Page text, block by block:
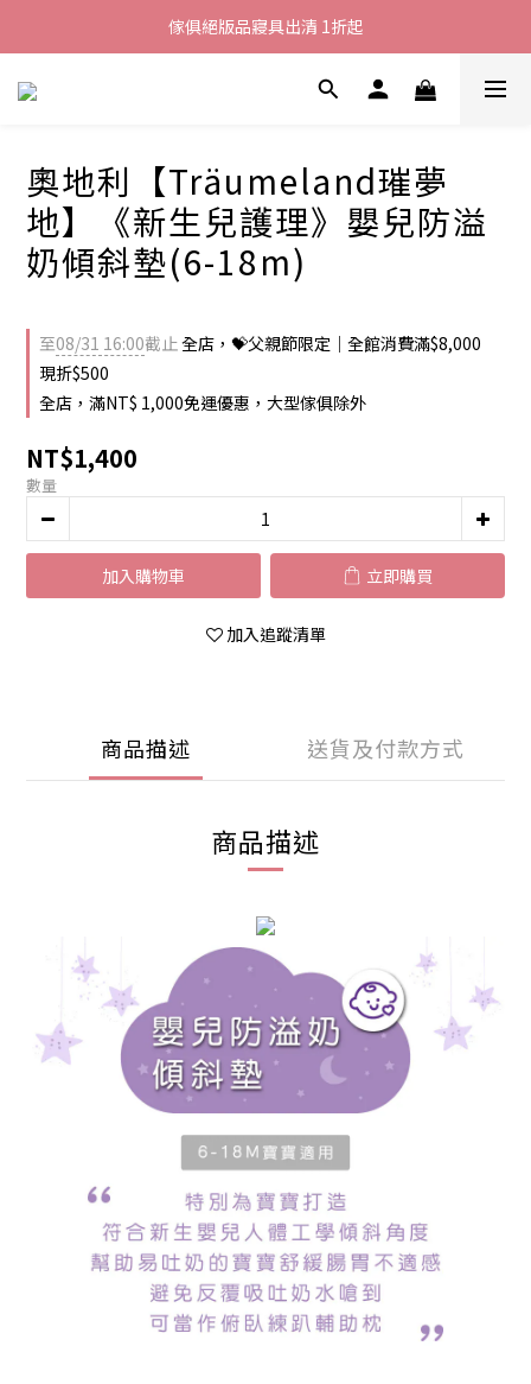
加入LINE好友就送您200元折價卷
傢俱絕版品寢具出清 1折起
全館滿$8000現折$500
奧地利【Träumeland璀夢
地】《新生兒護理》嬰兒防溢
奶傾斜墊(6-18m)
至08/31 16:00截止全店，💝父親節限定｜全館消費滿$8,000
現折$500
全店，滿NT$ 1,000免運優惠，大型傢俱除外
NT$1,400
數量
加入購物車 立即購買
加入追蹤清單
商品描述 送貨及付款方式
商品描述